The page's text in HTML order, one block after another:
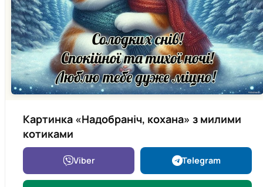
Картинка «Надобраніч, кохана» з милими
котиками
Viber Telegram